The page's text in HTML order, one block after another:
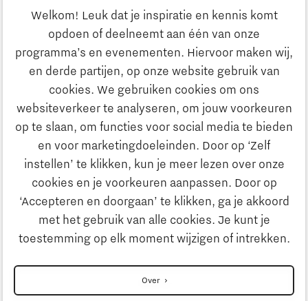
Welkom! Leuk dat je inspiratie en kennis komt
opdoen of deelneemt aan één van onze
programma’s en evenementen. Hiervoor maken wij,
en derde partijen, op onze website gebruik van
cookies. We gebruiken cookies om ons
websiteverkeer te analyseren, om jouw voorkeuren
op te slaan, om functies voor social media te bieden
en voor marketingdoeleinden. Door op ‘Zelf
instellen’ te klikken, kun je meer lezen over onze
cookies en je voorkeuren aanpassen. Door op
‘Accepteren en doorgaan’ te klikken, ga je akkoord
met het gebruik van alle cookies. Je kunt je
toestemming op elk moment wijzigen of intrekken.
Over
Ontdek Brainport
Innovatie
Ondernemen
Onderwijs
Ondernemen
Onderwijs
Maatschappelijk
Strategie & Organisatie
Zoeken
Contact
Naar internationale website